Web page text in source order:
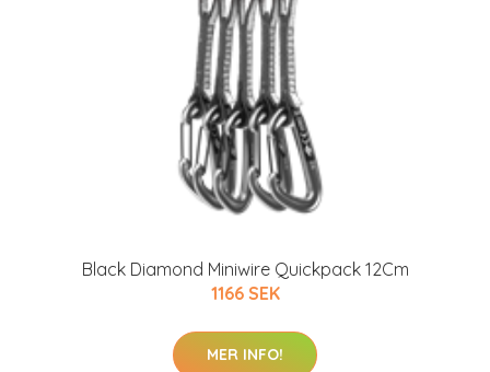
Black Diamond Miniwire Quickpack 12Cm
1166 SEK
MER INFO!